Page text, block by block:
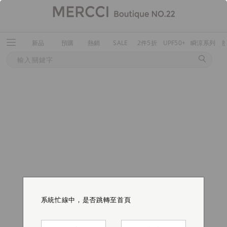
新品 預購 熱銷 SALE 2件5折 UPF50+ 瞬涼系列
系統忙線中，是否跳轉至首頁
系統忙線中，是否跳轉至首頁
系統忙線中，是否跳轉至首頁
系統忙線中，是否跳轉至首頁
系統忙線中，是否跳轉至首頁